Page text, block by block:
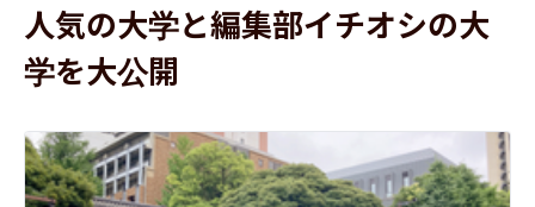
人気の大学と編集部イチオシの大
学を大公開